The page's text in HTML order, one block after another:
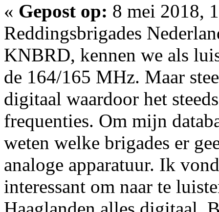
« Gepost op: 8 mei 2018,
Reddingsbrigades
KNBRD, kennen we als
de 164/165 MHz. Maar
digitaal waardoor het
frequenties. Om mijn
weten welke brigades er
analoge apparatuur. Ik
interessant om naar te